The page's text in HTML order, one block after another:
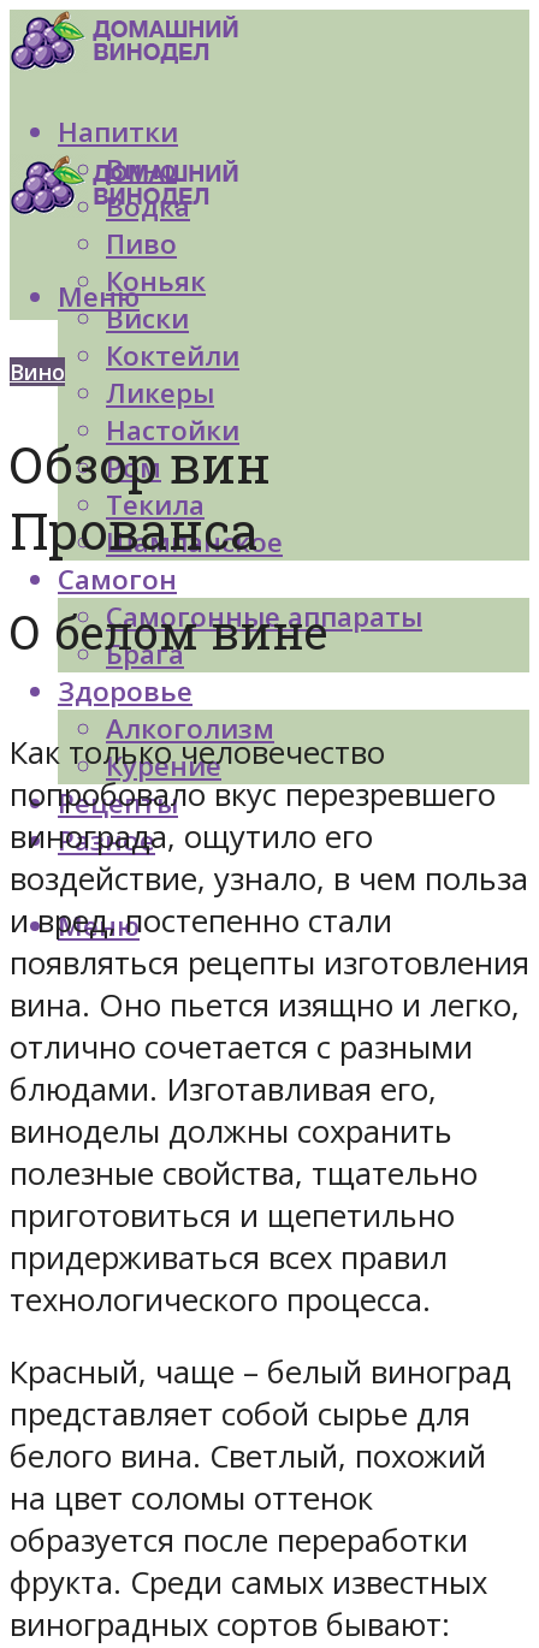
Напитки
Вино
Водка
Пиво
Коньяк
Виски
Коктейли
Ликеры
Настойки
Ром
Текила
Шампанское
Самогон
Самогонные аппараты
Брага
Здоровье
Алкоголизм
Курение
Рецепты
Разное
Меню
Меню
Вино
Обзор вин
Прованса
О белом вине
Как только человечество
попробовало вкус перезревшего
винограда, ощутило его
воздействие, узнало, в чем польза
и вред, постепенно стали
появляться рецепты изготовления
вина. Оно пьется изящно и легко,
отлично сочетается с разными
блюдами. Изготавливая его,
виноделы должны сохранить
полезные свойства, тщательно
приготовиться и щепетильно
придерживаться всех правил
технологического процесса.
Красный, чаще – белый виноград
представляет собой сырье для
белого вина. Светлый, похожий
на цвет соломы оттенок
образуется после переработки
фрукта. Среди самых известных
виноградных сортов бывают: